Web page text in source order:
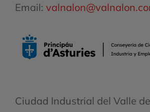
Email:
Ciudad Industrial del Valle